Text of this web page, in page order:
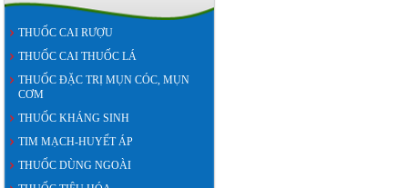
THUỐC CAI RƯỢU
THUỐC CAI THUỐC LÁ
THUỐC ĐẶC TRỊ MỤN CÓC, MỤN
CƠM
THUỐC KHÁNG SINH
TIM MẠCH-HUYẾT ÁP
THUỐC DÙNG NGOÀI